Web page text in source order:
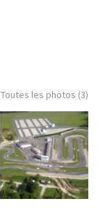
Toutes les photos (3)